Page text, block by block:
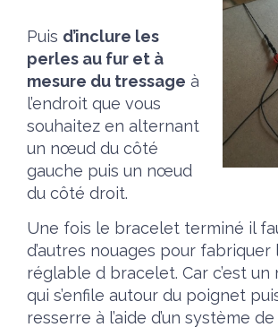
Puis d’inclure les
perles au fur et à
mesure du tressage à
l’endroit que vous
souhaitez en alternant
un nœud du côté
gauche puis un nœud
du côté droit.
Une fois le bracelet terminé il
d’autres nouages pour fabriquer
réglable d bracelet. Car c’est un
qui s’enfile autour du poignet
resserre à l’aide d’un système